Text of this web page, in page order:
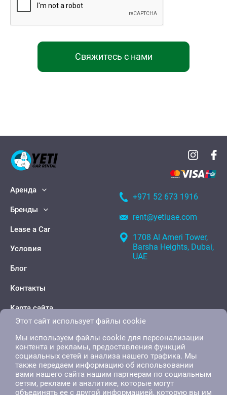
Свяжитесь с нами
Аренда
Бренды
Lease a Car
Условия
Блог
Контакты
Карта сайта
+971 52 673 1916
rent@yetiuae.com
1708 Al Ameri Tower,
Barsha Heights, Dubai,
UAE
Этот сайт использует файлы cookie
Мы используем файлы cookie для персонализации
контента и рекламы, предоставления функций
социальных сетей и анализа нашего трафика. Мы
также передаем информацию об использовании
вами нашего сайта нашим партнерам по социальным
сетям, рекламе и аналитике, которые могут
объединять ее с другой информацией, которую вы им